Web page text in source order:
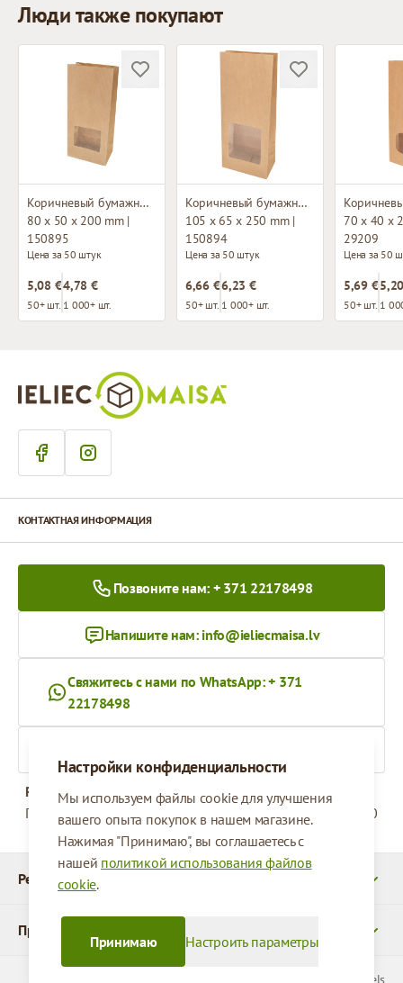
Люди также покупают
Коричневый бумажный мешок с окном и плоским основанием
80 x 50 x 200 mm |
150895
Цена за 50 штук
5,08 €
50+ шт.
4,78 €
1 000+ шт.
Коричневый бумажный мешок с окном и плоским основанием
105 x 65 x 250 mm |
150894
Цена за 50 штук
6,66 €
50+ шт.
6,23 €
1 000+ шт.
70 x 40 x
29209
Цена за 50
5,69 €
50+ шт. 1
Настройки конфиденциальности
Мы используем файлы cookie для улучшения
вашего опыта покупок в нашем магазине.
Нажимая "Принимаю", вы соглашаетесь с
нашей политикой использования файлов
cookie.
Настроить параметры
Принимаю
Реквизиты
Продукты
КОНТАКТНАЯ ИНФОРМАЦИЯ
Позвоните нам: + 371 22178498
Напишите нам: info@ieliecmaisa.lv
Свяжитесь с нами по WhatsApp: + 371
22178498
Рабочее время
Понедельник - Пятница
09:00 - 17:00
© 2026 SIA Parcels